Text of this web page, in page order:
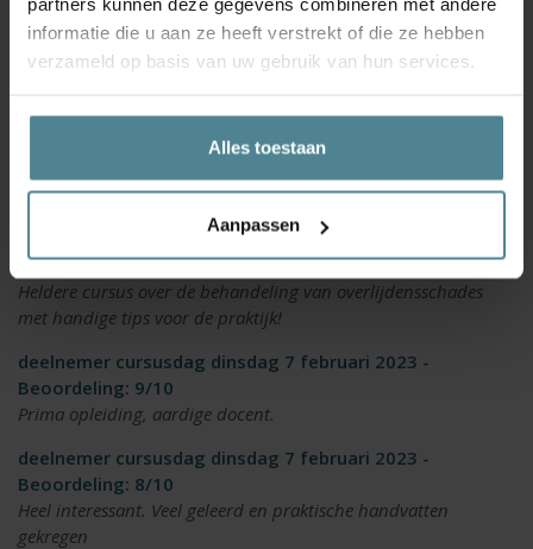
informatie die u aan ze heeft verstrekt of die ze hebben
verzameld op basis van uw gebruik van hun services.
Alles toestaan
Aanpassen
De trainer heeft een lastig onderwerp heel gestructureerd en
goed te begrijpen neergezet. Een prettige en overzichtelijke
presentatie waar ik veel aan ga hebben!
deelnemer cursusdag woensdag 17 januari 2024 -
Datum volgt nog.
Dennis Moonen donderdag 2 november 2023 -
Beoordeling: 9/10
Heldere cursus over de behandeling van overlijdensschades
met handige tips voor de praktijk!
deelnemer cursusdag dinsdag 7 februari 2023 -
Beoordeling: 9/10
Prima opleiding, aardige docent.
deelnemer cursusdag dinsdag 7 februari 2023 -
Beoordeling: 8/10
Heel interessant. Veel geleerd en praktische handvatten
gekregen